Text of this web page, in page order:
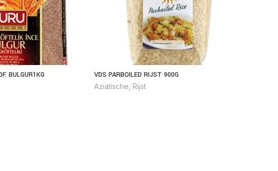
BULGUR1KG VDS PARBOILED RIJST 900G
Aziatische Rijst